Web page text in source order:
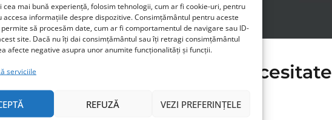
cea mai bună experiență, folosim tehnologii, cum ar fi cookie-uri, pentru
accesa informațiile despre dispozitive. Consimțământul pentru aceste
să procesăm date, cum ar fi comportamentul de navigare sau ID-
site. Dacă nu îți dai consimțământul sau îți retragi consimțământul
afecte negative asupra unor anumite funcționalități și funcții.
serviciile
REFUZĂ VEZI PREFERINȚELE
între subiect-tabu şi necesitate
2018 CU ȘI DESPRE COPII